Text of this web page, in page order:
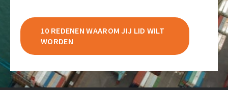
10 REDENEN WAAROM JIJ LID WILT
WORDEN